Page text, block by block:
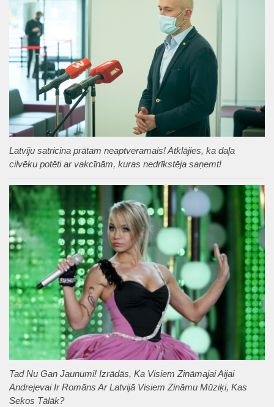
Latviju satricina prātam neaptveramais! Atklājies, ka daļa
cilvēku potēti ar vakcīnām, kuras nedrīkstēja saņemt!
Tad Nu Gan Jaunumi! Izrādās, Ka Visiem Zināmajai Aijai
Andrejevai Ir Romāns Ar Latvijā Visiem Zināmu Mūziķi, Kas
Sekos Tālāk?